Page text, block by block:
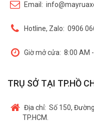
Email:
Hotline, Zalo: 0906
Giờ mở cửa: 8:00 AM
TRỤ SỞ TẠI TP.HỒ
Địa chỉ: Số 150,
TP.HCM.